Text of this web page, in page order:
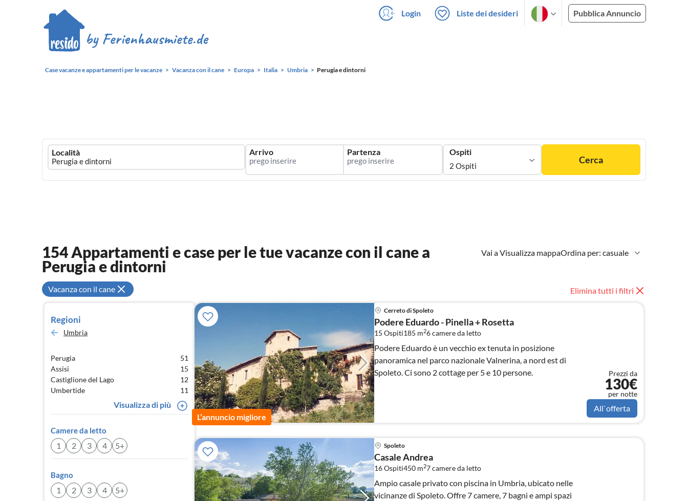
Login Liste dei desideri Pubblica Annuncio
Case vacanze e appartamenti per le vacanze Vacanza con il cane Europa Italia Umbria Perugia e dintorni
Ferienhausmiete
logo
Località Arrivo Partenza Ospiti
2 Ospiti
Cerca
Vai a Visualizza mappaOrdina per: casuale
154 Appartamenti e case per le tue vacanze con il cane a
Perugia e dintorni
Vacanza con il cane Elimina tutti i filtri
Regioni
Umbria
Perugia
51
Assisi
15
Castiglione del Lago
12
Umbertide
11
Visualizza di più
Camere da letto
1 2 3 4 5+
Bagno
1 2 3 4 5+
L’annuncio migliore
Cerreto di Spoleto
Podere Eduardo - Pinella + Rosetta
15 Ospiti185 m26camere da letto
Podere Eduardo è un vecchio ex tenuta in posizione
panoramica nel parco nazionale Valnerina, a nord est di
Spoleto. Ci sono 2 cottage per 5 e 10 persone.
Prezzi da
130€
per notte
All`offerta
Spoleto
Casale Andrea
16 Ospiti450 m27camere da letto
Ampio casale privato con piscina in Umbria, ubicato nelle
vicinanze di Spoleto. Offre 7 camere, 7 bagni e ampi spazi